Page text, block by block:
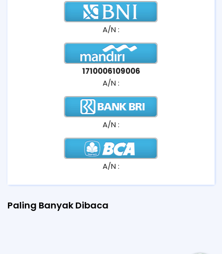
A/N :
1710006109006
A/N :
A/N :
A/N :
Paling Banyak Dibaca